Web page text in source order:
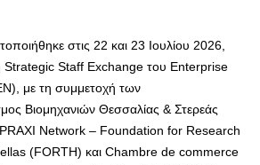
στις 22 και 23 Ιουλίου 2026,
Staff Exchange του Enterprise
με τη συμμετοχή των
Βιομηχανιών Θεσσαλίας & Στερεάς
Network – Foundation for Research
(FORTH) και Chambre de commerce